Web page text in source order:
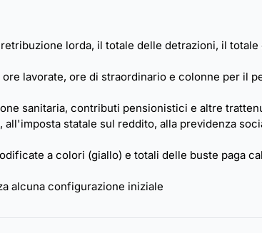
lorda, il totale delle detrazioni, il totale
lavorate, ore di straordinario e colonne per il
sanitaria, contributi pensionistici e altre
statale sul reddito, alla previdenza
a colori (giallo) e totali delle buste paga
alcuna configurazione iniziale